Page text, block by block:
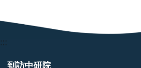
:::
到訪中研院